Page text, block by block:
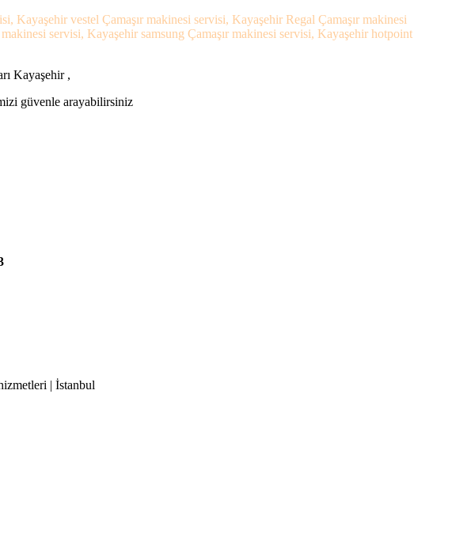
Kayaşehir vestel Çamaşır makinesi servisi, Kayaşehir Regal Çamaşır makinesi
servisi, Kayaşehir samsung Çamaşır makinesi servisi, Kayaşehir hotpoint
Kayaşehir ,
güvenle arayabilirsiniz
| İstanbul